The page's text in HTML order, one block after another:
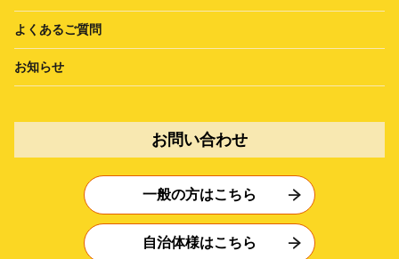
よくあるご質問
お知らせ
お問い合わせ
一般の方はこちら
自治体様はこちら